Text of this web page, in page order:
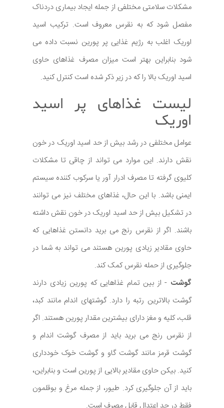
مشکلات سلامتی مختلفی از جمله ایجاد بیماری دردناک
مفصل شود که به نقرس معروف است. ترکیب اسید
اوریک اغلب به رژیم غذایی پر پورین نسبت داده می
شود بنابراین بهتر است میزان مصرف غذاهای حاوی
اسید اوریک بالا را که در زیر ذکر شده است کنترل کنید.
لیست غذاهای پر اسید
اوریک
عوامل مختلفی در رشد بیش از حد اسید اوریک در خون
نقش دارند. این موارد می تواند از چاقی تا مشکلات
کلیوی گرفته تا مصرف ادرار آور یا سرکوب کننده سیستم
ایمنی باشد. با این حال، غذاهای مختلف نیز می توانند
در تشکیل بیش از حد اسید اوریک در خون نقش داشته
باشند. اگر از نقرس رنج می برید دانستن غذاهایی که
حاوی مقادیر زیادی پورین هستند می تواند به شما در
جلوگیری از حمله نقرس کمک کند.
گوشت - از بین تمام غذاهایی که پورین زیادی دارند
گوشت بالاترین رتبه را دارد. گوشتهای اندام مانند کبد،
قلب، کلیه و مغز دارای بیشترین مقدار پورین هستند. اگر
از نقرس رنج می برید باید از مصرف گوشت اندام و
گوشت قرمز مانند گوشت گاو و گوشت خوک خودداری
کنید. بیکن حاوی مقادیر بالایی از پورین است و بنابراین،
باید از آن جلوگیری کرد. طیور، از جمله مرغ و بوقلمون